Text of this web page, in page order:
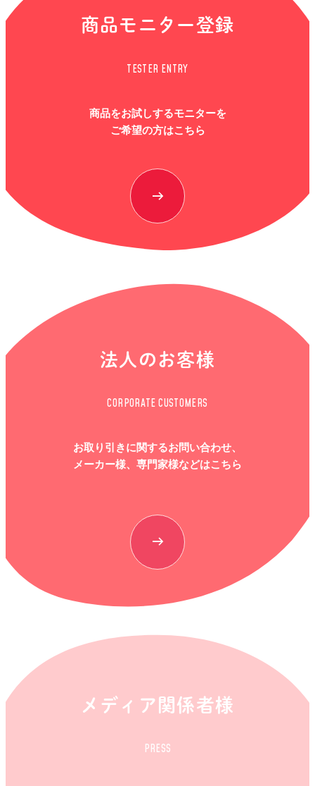
商品モニター登録
TESTER ENTRY
商品をお試しするモニターを
ご希望の方はこちら
法人のお客様
CORPORATE CUSTOMERS
お取り引きに関するお問い合わせ、
メーカー様、専門家様などはこちら
メディア関係者様
PRESS